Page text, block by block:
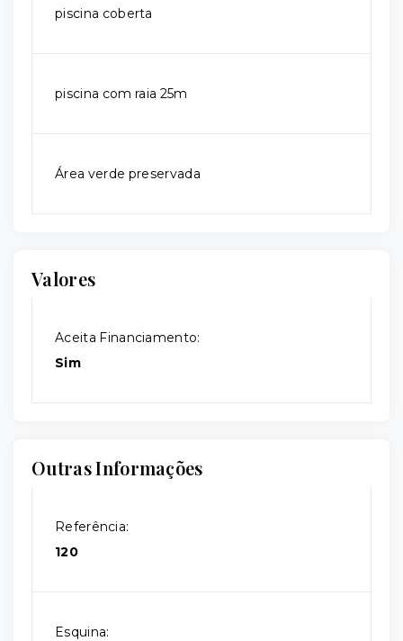
piscina coberta
piscina com raia 25m
Área verde preservada
Valores
Aceita Financiamento:
Sim
Outras Informações
Referência:
120
Esquina: